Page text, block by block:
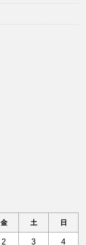
金 土 日
2 3 4